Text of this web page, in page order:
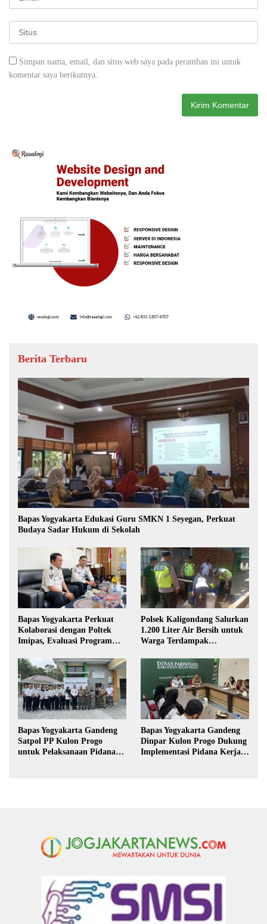
Simpan nama, email, dan situs web saya pada peramban ini untuk
komentar saya berikutnya.
Berita Terbaru
Bapas Yogyakarta Edukasi Guru SMKN 1 Seyegan, Perkuat
Budaya Sadar Hukum di Sekolah
Bapas Yogyakarta Perkuat
Kolaborasi dengan Poltek
Imipas, Evaluasi Program
Polsek Kaligondang Salurkan
1.200 Liter Air Bersih untuk
Warga Terdampak
Bapas Yogyakarta Gandeng
Satpol PP Kulon Progo
untuk Pelaksanaan Pidana
Bapas Yogyakarta Gandeng
Dinpar Kulon Progo Dukung
Implementasi Pidana Kerja